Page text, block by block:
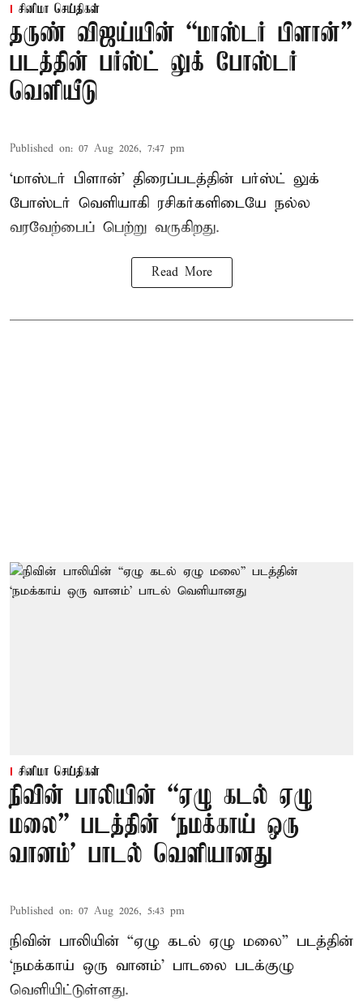
சினிமா செய்திகள்
தருண் விஜய்யின் “மாஸ்டர் பிளான்”
படத்தின் பர்ஸ்ட் லுக் போஸ்டர்
வெளியீடு
Published on: 07 Aug 2026, 7:47 pm
‘மாஸ்டர் பிளான்’ திரைப்படத்தின் பர்ஸ்ட் லுக்
போஸ்டர் வெளியாகி ரசிகர்களிடையே நல்ல
வரவேற்பைப் பெற்று வருகிறது.
Read More
சினிமா செய்திகள்
நிவின் பாலியின் “ஏழு கடல் ஏழு
மலை” படத்தின் ‘நமக்காய் ஒரு
வானம்’ பாடல் வெளியானது
Published on: 07 Aug 2026, 5:43 pm
நிவின் பாலியின் “ஏழு கடல் ஏழு மலை” படத்தின்
‘நமக்காய் ஒரு வானம்’ பாடலை படக்குழு
வெளியிட்டுள்ளது.